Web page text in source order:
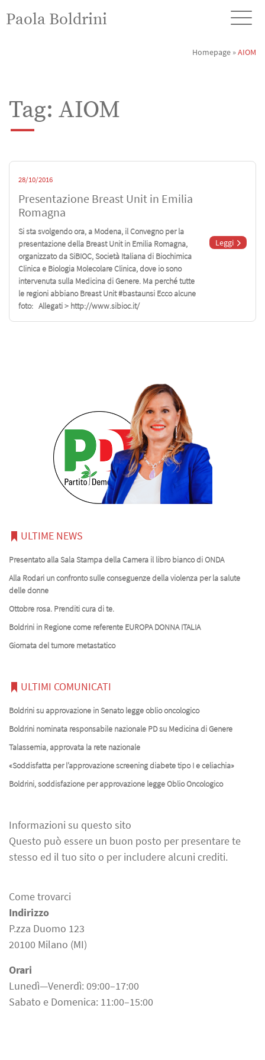
Paola Boldrini
Homepage »AIOM
Tag: AIOM
28/10/2016
Presentazione Breast Unit in Emilia
Romagna
Si sta svolgendo ora, a Modena, il Convegno per la
presentazione della Breast Unit in Emilia Romagna,
organizzato da SiBIOC, Società Italiana di Biochimica
Clinica e Biologia Molecolare Clinica, dove io sono
intervenuta sulla Medicina di Genere. Ma perché tutte
le regioni abbiano Breast Unit #bastaunsi Ecco alcune
foto: Allegati > http://www.sibioc.it/
Leggi
ULTIME NEWS
Presentato alla Sala Stampa della Camera il libro bianco di ONDA
Alla Rodari un confronto sulle conseguenze della violenza per la salute
delle donne
Ottobre rosa. Prenditi cura di te.
Boldrini in Regione come referente EUROPA DONNA ITALIA
Giornata del tumore metastatico
ULTIMI COMUNICATI
Boldrini su approvazione in Senato legge oblio oncologico
Boldrini nominata responsabile nazionale PD su Medicina di Genere
Talassemia, approvata la rete nazionale
«Soddisfatta per l’approvazione screening diabete tipo I e celiachia»
Boldrini, soddisfazione per approvazione legge Oblio Oncologico
Informazioni su questo sito
Questo può essere un buon posto per presentare te
stesso ed il tuo sito o per includere alcuni crediti.
Come trovarci
Indirizzo
P.zza Duomo 123
20100 Milano (MI)
Orari
Lunedì—Venerdì: 09:00–17:00
Sabato e Domenica: 11:00–15:00